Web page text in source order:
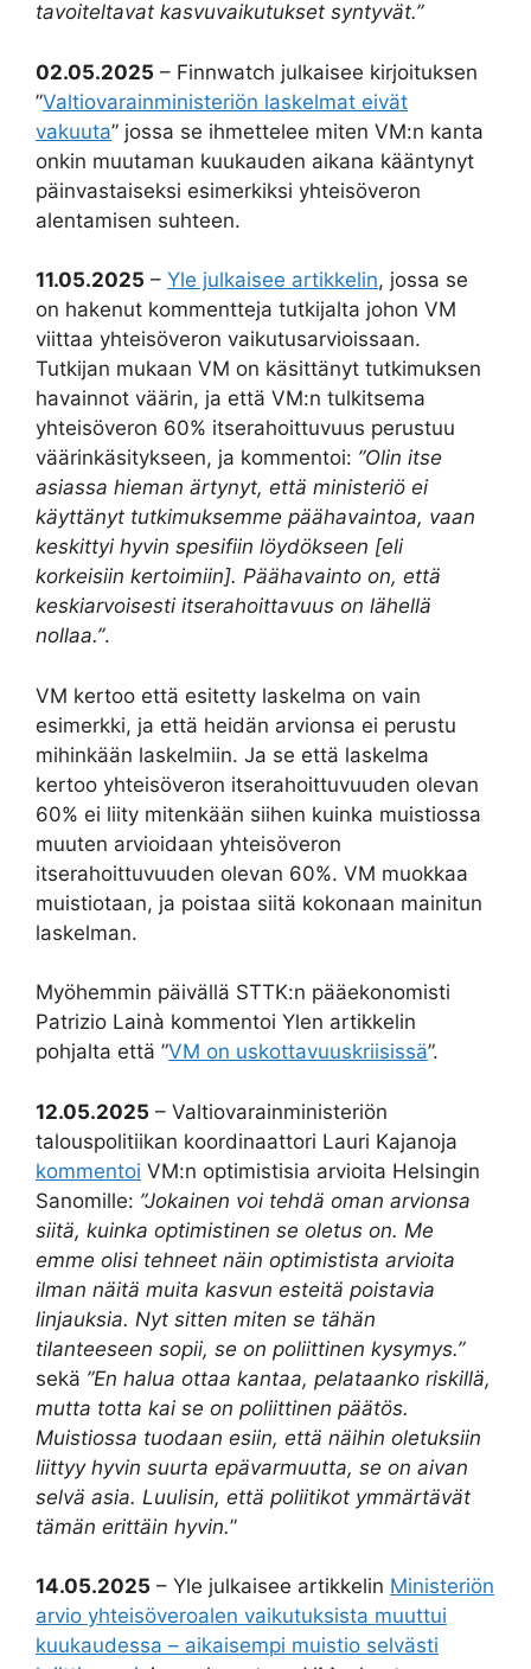
tavoiteltavat kasvuvaikutukset syntyvät.”
02.05.2025 – Finnwatch julkaisee kirjoituksen
”Valtiovarainministeriön laskelmat eivät
vakuuta” jossa se ihmettelee miten VM:n kanta
onkin muutaman kuukauden aikana kääntynyt
päinvastaiseksi esimerkiksi yhteisöveron
alentamisen suhteen.
11.05.2025 – Yle julkaisee artikkelin, jossa se
on hakenut kommentteja tutkijalta johon VM
viittaa yhteisöveron vaikutusarvioissaan.
Tutkijan mukaan VM on käsittänyt tutkimuksen
havainnot väärin, ja että VM:n tulkitsema
yhteisöveron 60% itserahoittuvuus perustuu
väärinkäsitykseen, ja kommentoi: ”Olin itse
asiassa hieman ärtynyt, että ministeriö ei
käyttänyt tutkimuksemme päähavaintoa, vaan
keskittyi hyvin spesifiin löydökseen [eli
korkeisiin kertoimiin]. Päähavainto on, että
keskiarvoisesti itserahoittavuus on lähellä
nollaa.”.
VM kertoo että esitetty laskelma on vain
esimerkki, ja että heidän arvionsa ei perustu
mihinkään laskelmiin. Ja se että laskelma
kertoo yhteisöveron itserahoittuvuuden olevan
60% ei liity mitenkään siihen kuinka muistiossa
muuten arvioidaan yhteisöveron
itserahoittuvuuden olevan 60%. VM muokkaa
muistiotaan, ja poistaa siitä kokonaan mainitun
laskelman.
Myöhemmin päivällä STTK:n pääekonomisti
Patrizio Lainà kommentoi Ylen artikkelin
pohjalta että ”VM on uskottavuuskriisissä”.
12.05.2025 – Valtiovarainministeriön
talouspolitiikan koordinaattori Lauri Kajanoja
kommentoi VM:n optimistisia arvioita Helsingin
Sanomille: ”Jokainen voi tehdä oman arvionsa
siitä, kuinka optimistinen se oletus on. Me
emme olisi tehneet näin optimistista arvioita
ilman näitä muita kasvun esteitä poistavia
linjauksia. Nyt sitten miten se tähän
tilanteeseen sopii, se on poliittinen kysymys.”
sekä ”En halua ottaa kantaa, pelataanko riskillä,
mutta totta kai se on poliittinen päätös.
Muistiossa tuodaan esiin, että näihin oletuksiin
liittyy hyvin suurta epävarmuutta, se on aivan
selvä asia. Luulisin, että poliitikot ymmärtävät
tämän erittäin hyvin.”
14.05.2025 – Yle julkaisee artikkelin Ministeriön
arvio yhteisöveroalen vaikutuksista muuttui
kuukaudessa – aikaisempi muistio selvästi